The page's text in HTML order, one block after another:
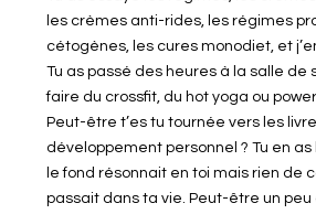
les crèmes anti-rides, les régimes
cétogènes, les cures monodiet, et
Tu as passé des heures à la salle de
faire du crossfit, du hot yoga ou
Peut-être t’es tu tournée vers les
développement personnel ? Tu en
le fond résonnait en toi mais rien de
passait dans ta vie. Peut-être un peu